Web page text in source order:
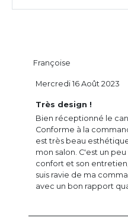
Françoise
Très design !
Bien réceptionné le
Conforme à la
est très beau
mon salon. C'est un
confort et son
suis ravie de ma
avec un bon rapport
Mercredi 16 Août 2023